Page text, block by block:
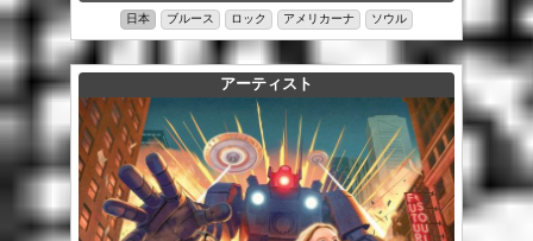
日本 ブルース ロック アメリカーナ ソウル
アーティスト